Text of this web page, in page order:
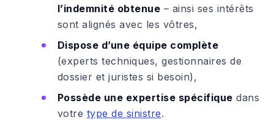
l’indemnité obtenue – ainsi ses intérêts
sont alignés avec les vôtres,
Dispose d’une équipe complète
(experts techniques, gestionnaires de
dossier et juristes si besoin),
Possède une expertise spécifique dans
votre type de sinistre.